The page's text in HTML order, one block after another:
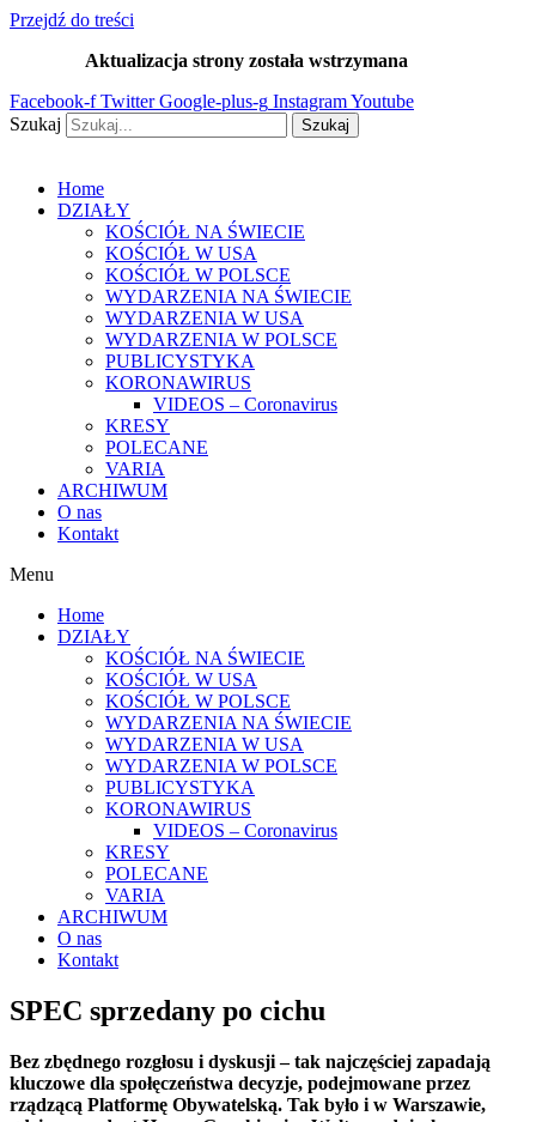
Przejdź do treści
Aktualizacja strony została wstrzymana
Facebook-f Twitter Google-plus-g InstagramYoutube
Szukaj
Szukaj
Home
DZIAŁY
KOŚCIÓŁ NA ŚWIECIE
KOŚCIÓŁ W USA
KOŚCIÓŁ W POLSCE
WYDARZENIA NA ŚWIECIE
WYDARZENIA W USA
WYDARZENIA W POLSCE
PUBLICYSTYKA
KORONAWIRUS
VIDEOS – Coronavirus
KRESY
POLECANE
VARIA
ARCHIWUM
O nas
Kontakt
Menu
Home
DZIAŁY
KOŚCIÓŁ NA ŚWIECIE
KOŚCIÓŁ W USA
KOŚCIÓŁ W POLSCE
WYDARZENIA NA ŚWIECIE
WYDARZENIA W USA
WYDARZENIA W POLSCE
PUBLICYSTYKA
KORONAWIRUS
VIDEOS – Coronavirus
KRESY
POLECANE
VARIA
ARCHIWUM
O nas
Kontakt
SPEC sprzedany po cichu
Bez zbędnego rozgłosu i dyskusji – tak najczęściej zapadają
kluczowe dla społęczeństwa decyzje, podejmowane przez
rządzącą Platformę Obywatelską. Tak było i w Warszawie,